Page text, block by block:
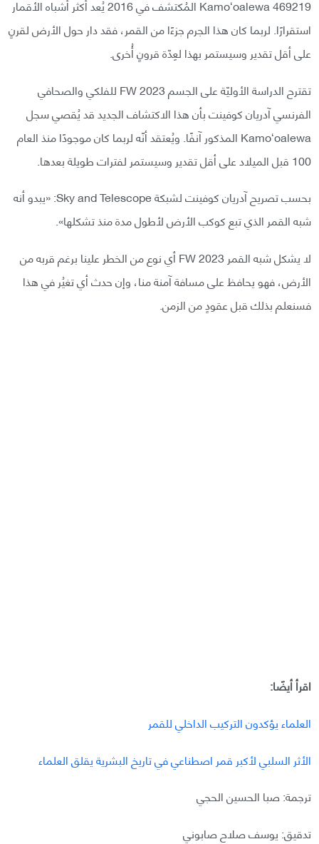
469219 Kamoʻoalewa المُكتشف في 2016 يُعد أكثر أشباه الأقمار
استقرارًا. لربما كان هذا الجرم جزءًا من القمر، فقد دار حول الأرض لقرنٍ
على أقل تقدير وسيستمر بهذا لعِدّة قرونٍ أُخرى.
تقترح الدراسة الأوليّة على الجسم 2023 FW للفلكي والصحافي
الفرنسي آدريان كوفينت بأن هذا الاكتشاف الجديد قد يُقصي سجل
Kamoʻoalewa المذكور آنفًا. ويُعتقد أنّه لربما كان موجودًا منذ العام
100 قبل الميلاد على أقل تقدير وسيستمر لفترات طويلة بعدها.
بحسب تصريح آدريان كوفينت لشبكة Sky and Telescope: «يبدو أنه
شبه القمر الذي تبع كوكب الأرض لأطول مدة منذ تشكلها».
لا يشكل شبه القمر 2023 FW أي نوع من الخطر علينا برغم قربه من
الأرض، فهو يحافظ على مسافة آمنة منا، وإن حدث أي تغيُر في هذا
فسنعلم بذلك قبل عقودٍ من الزمن.
اقرأ أيضًا:
العلماء يؤكدون التركيب الداخلي للقمر
الأثر السلبي لأكبر قمر اصطناعي في تاريخ البشرية يقلق العلماء
ترجمة: صبا الحسين الحجي
تدقيق: يوسف صلاح صابوني